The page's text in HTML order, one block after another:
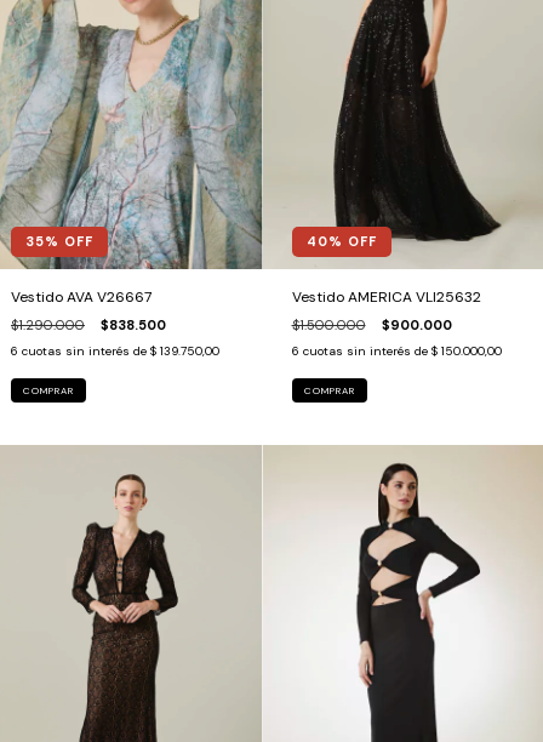
35% OFF
Vestido AVA V26667
$1.290.000 $838.500
6 cuotas sin interés de $ 139.750,00
COMPRAR
40% OFF
Vestido AMERICA VLI25632
$1.500.000 $900.000
6 cuotas sin interés de $ 150.000,00
COMPRAR